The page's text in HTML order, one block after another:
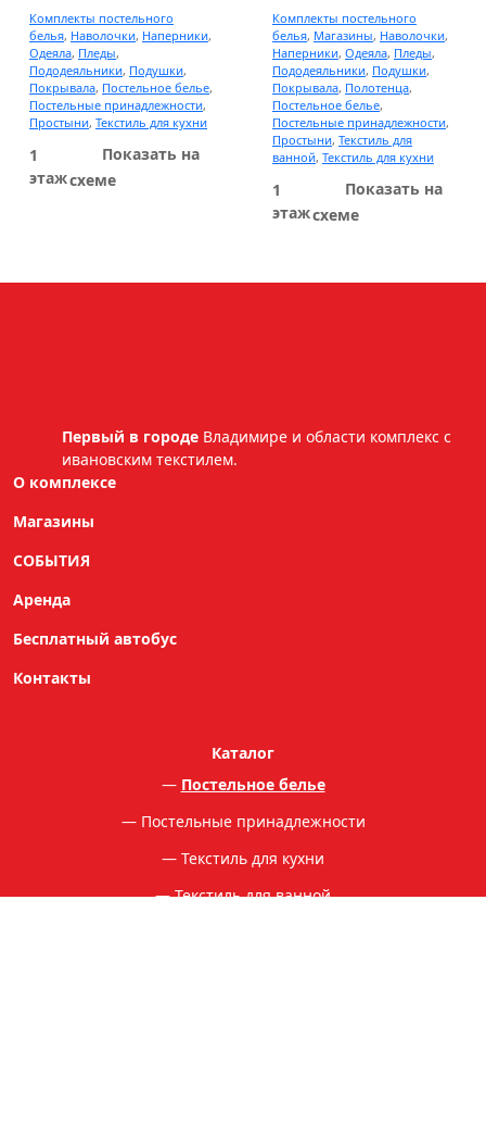
Комплекты постельного
белья, Наволочки, Наперники,
Одеяла, Пледы,
Пододеяльники, Подушки,
Покрывала, Постельное белье,
Постельные принадлежности,
Простыни, Текстиль для кухни
1
этаж
Показать на
схеме
Комплекты постельного
белья, Магазины, Наволочки,
Наперники, Одеяла, Пледы,
Пододеяльники, Подушки,
Покрывала, Полотенца,
Постельное белье,
Постельные принадлежности,
Простыни, Текстиль для
ванной, Текстиль для кухни
1
этаж
Показать на
схеме
Первый в городе Владимире и области комплекс с
ивановским текстилем.
О комплексе
Магазины
СОБЫТИЯ
Аренда
Бесплатный автобус
Контакты
Каталог
Постельное белье
Постельные принадлежности
Текстиль для кухни
Текстиль для ванной